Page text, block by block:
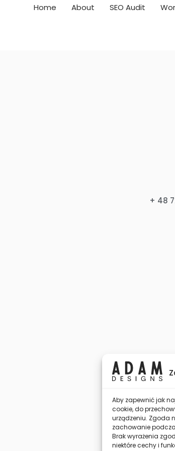
Aby zapewnić jak
cookie, do
urządzeniu. Zgoda
zachowanie
Brak wyrażenia
niektóre cechy i
Home About SEO Audit
+ 48